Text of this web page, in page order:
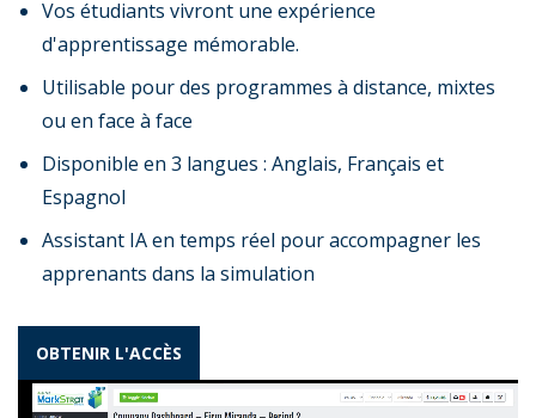
Vos étudiants vivront une expérience
d'apprentissage mémorable.
Utilisable pour des programmes à distance, mixtes
ou en face à face
Disponible en 3 langues : Anglais, Français et
Espagnol
Assistant IA en temps réel pour accompagner les
apprenants dans la simulation
OBTENIR L'ACCÈS